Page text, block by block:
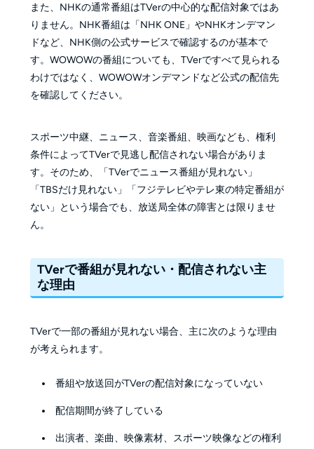
また、NHKの通常番組はTVerの中心的な配信対象ではあ
りません。NHK番組は「NHK ONE」やNHKオンデマン
ドなど、NHK側の公式サービスで確認するのが基本で
す。WOWOWの番組についても、TVerですべて見られる
わけではなく、WOWOWオンデマンドなど公式の配信先
を確認してください。
スポーツ中継、ニュース、音楽番組、映画なども、権利
条件によってTVerで見逃し配信されない場合がありま
す。そのため、「TVerでニュース番組が見れない」
「TBSだけ見れない」「フジテレビやテレ東の特定番組が
ない」という場合でも、放送局全体の障害とは限りませ
ん。
TVerで番組が見れない・配信されない主
な理由
TVerで一部の番組が見れない場合、主に次のような理由
が考えられます。
番組や放送回がTVerの配信対象になっていない
配信期間が終了している
出演者、楽曲、映像素材、スポーツ映像などの権利